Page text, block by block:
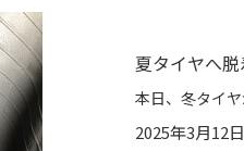
夏タイヤへ
2025年3月12日